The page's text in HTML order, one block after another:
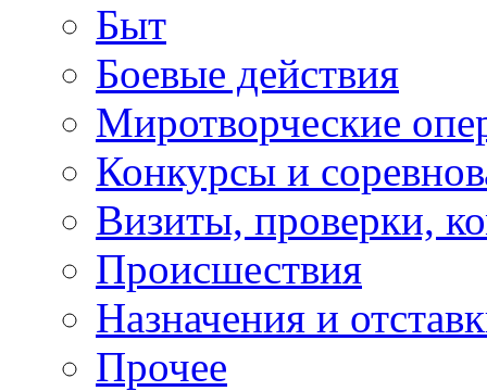
Быт
Боевые действия
Миротворческие
Конкурсы и
Визиты, проверки,
Происшествия
Назначения и
Прочее